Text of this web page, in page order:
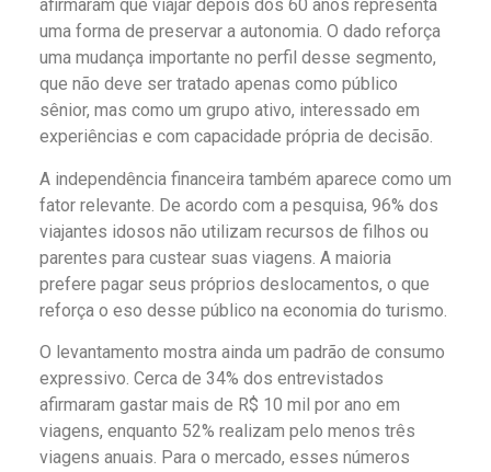
afirmaram que viajar depois dos 60 anos representa
uma forma de preservar a autonomia. O dado reforça
uma mudança importante no perfil desse segmento,
que não deve ser tratado apenas como público
sênior, mas como um grupo ativo, interessado em
experiências e com capacidade própria de decisão.
A independência financeira também aparece como um
fator relevante. De acordo com a pesquisa, 96% dos
viajantes idosos não utilizam recursos de filhos ou
parentes para custear suas viagens. A maioria
prefere pagar seus próprios deslocamentos, o que
reforça o eso desse público na economia do turismo.
O levantamento mostra ainda um padrão de consumo
expressivo. Cerca de 34% dos entrevistados
afirmaram gastar mais de R$ 10 mil por ano em
viagens, enquanto 52% realizam pelo menos três
viagens anuais. Para o mercado, esses números